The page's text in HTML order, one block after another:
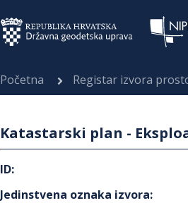
Početna Registar izvora
Katastarski plan -
ID:
Jedinstvena oznaka izvora: